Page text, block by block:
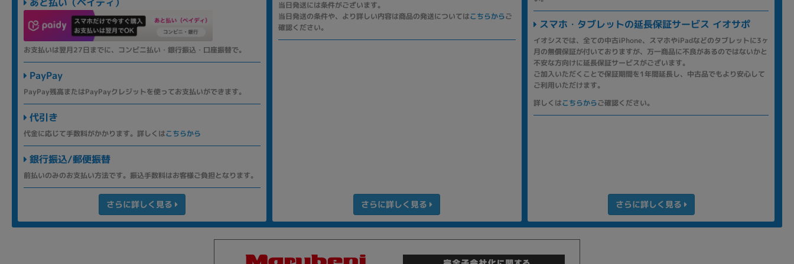
お支払いは翌月27日までに、コンビニ払い・銀行振込・口座振替で。
PayPay
PayPay残高またはPayPayクレジットを使ってお支払いができます。
代引き
代金に応じて手数料がかかります。詳しくはこちらから
銀行振込/郵便振替
前払いのみのお支払い方法です。振込手数料はお客様ご負担となります。
さらに詳しく見る
当日発送には条件がございます。
当日発送の条件や、より詳しい内容は商品の発送についてはこちらからご
確認ください。
さらに詳しく見る
スマホ・タブレットの延長保証サービス イオサポ
イオシスでは、全ての中古iPhone、スマホやiPadなどのタブレットに3ヶ
月の無償保証が付いておりますが、万一商品に不良があるのではないかと
不安な方向けに延長保証サービスがございます。
ご加入いただくことで保証期間を1年間延長し、中古品でもより安心して
ご利用いただけます。
詳しくはこちらからご確認ください。
さらに詳しく見る